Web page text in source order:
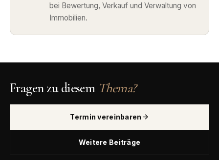
bei Bewertung, Verkauf und Verwaltung von
Immobilien.
Fragen zu diesem Thema?
Termin vereinbaren
Weitere Beiträge